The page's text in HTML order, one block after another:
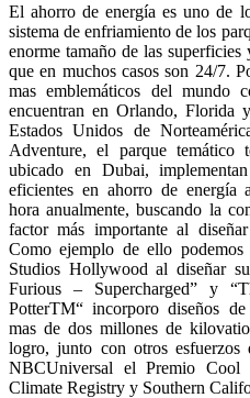
El ahorro de energía es uno de
sistema de enfriamiento de los
enorme tamaño de las superficies
que en muchos casos son 24/7.
mas emblemáticos del
encuentran en Orlando,
Estados Unidos de
Adventure, el parque temático
ubicado en Dubai,
eficientes en ahorro de energía
hora anualmente, buscando la
factor más importante al
Como ejemplo de ello
Studios Hollywood al diseñar
Furious – Supercharged” y
PotterTM“ incorporo diseños
mas de dos millones de
logro, junto con otros
NBCUniversal el Premio
Climate Registry y Southern